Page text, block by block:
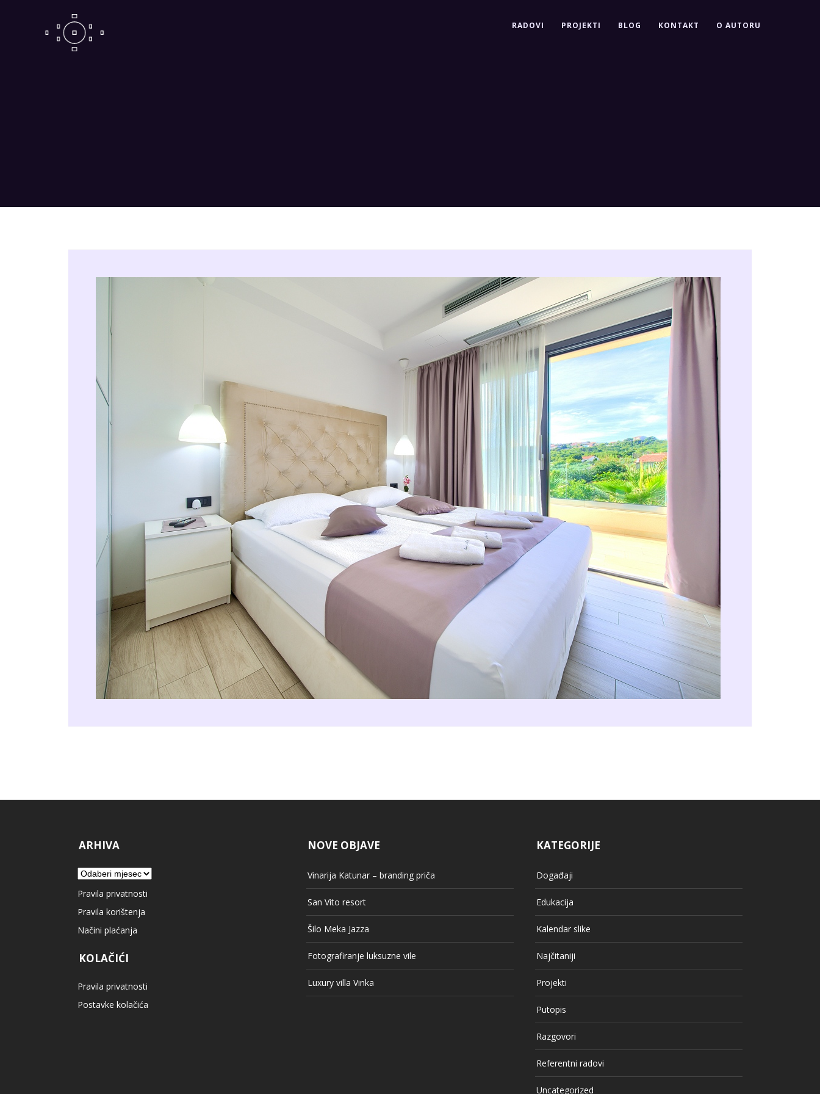
RADOVI PROJEKTI BLOG KONTAKT O AUTORU
ARHIVA
Arhiva
Pravila privatnosti
Pravila korištenja
Načini plaćanja
KOLAČIĆI
Pravila privatnosti
Postavke kolačića
NOVE OBJAVE
Vinarija Katunar – branding priča
San Vito resort
Šilo Meka Jazza
Fotografiranje luksuzne vile
Luxury villa Vinka
KATEGORIJE
Događaji
Edukacija
Kalendar slike
Najčitaniji
Projekti
Putopis
Razgovori
Referentni radovi
Uncategorized